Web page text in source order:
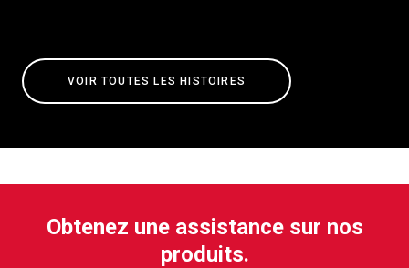
VOIR TOUTES LES HISTOIRES
Obtenez une assistance sur nos
produits.